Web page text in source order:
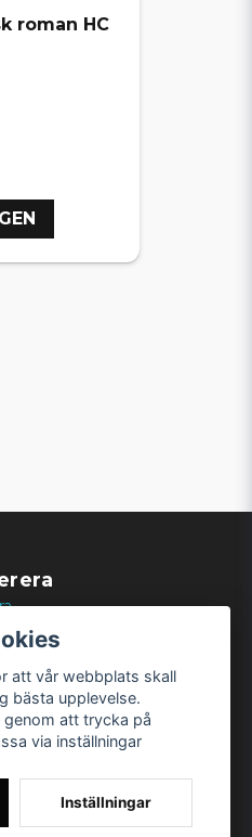
roman HC
att vår webbplats skall
bästa upplevelse.
att trycka på
via inställningar
Inställningar